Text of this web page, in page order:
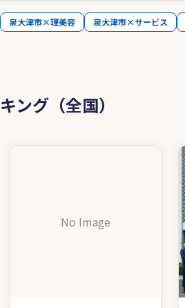
泉大津市×理美容 泉大津市×サービス
グ（全国）
No Image